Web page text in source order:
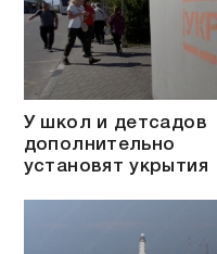
У школ и детсадов
дополнительно
установят укрытия